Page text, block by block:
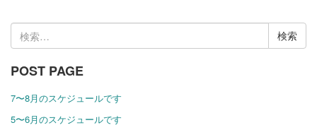
検
索:
POST PAGE
7〜8月のスケジュールです
5〜6月のスケジュールです